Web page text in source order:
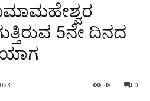
5ನೇ ದಿನದ
0
48